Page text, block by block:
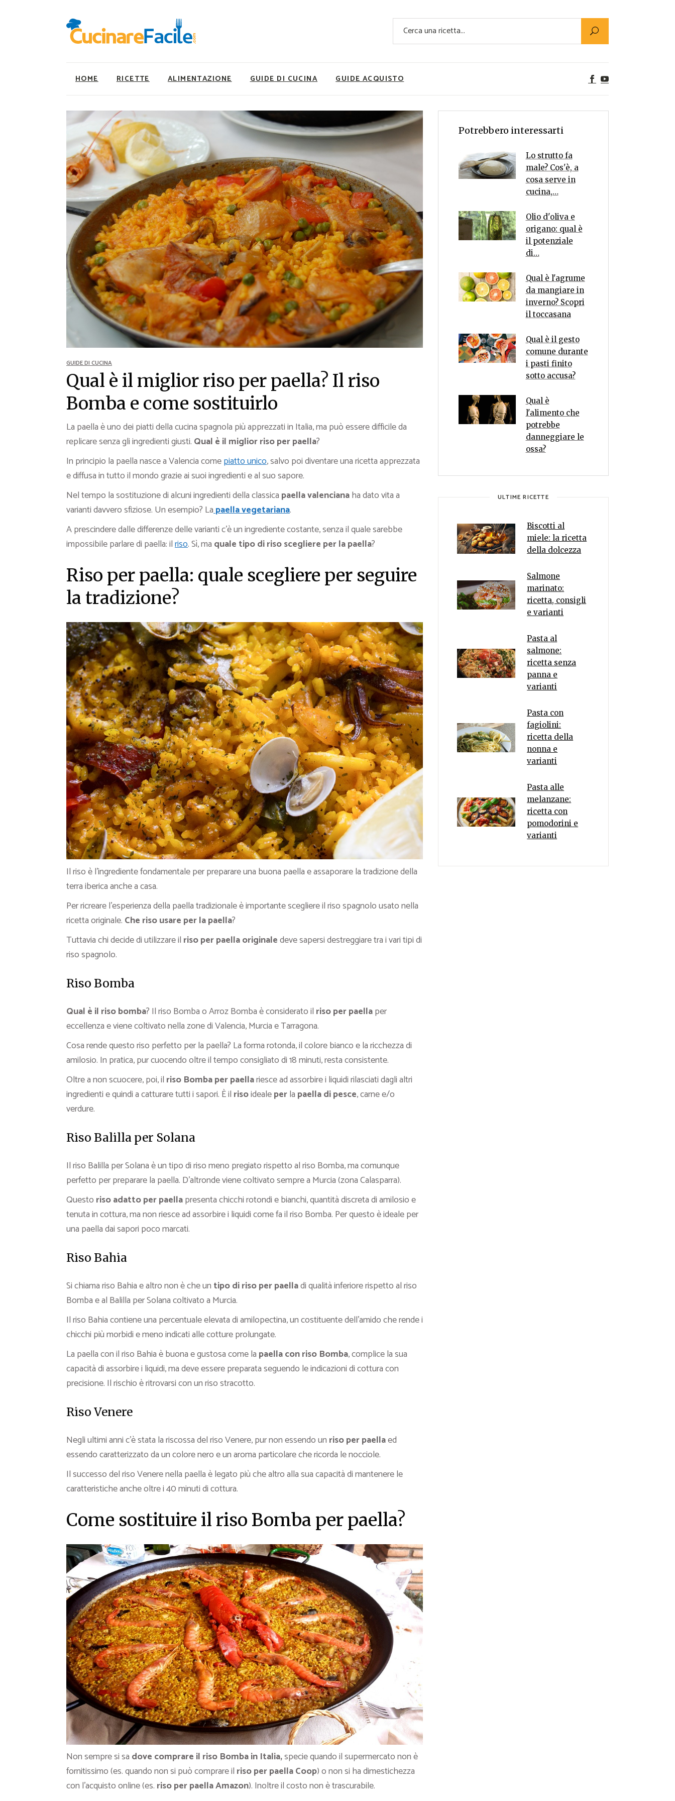
Cerca
HOME RICETTE
Ricette Facili e Veloci
Ricette Primi Piatti
Ricette Antipasti
Ricette Dolci
Ricette Carne
Ricette Secondi
Ricette Pizze e Rustici
Ricette Contorni
Ricette Piatti unici
Ricette Pesce
Video Ricette
Ricette per Ingrediente
ALIMENTAZIONE
Utility
Super Alimenti
Nutrizionista a tavola
Ricette Vegetariane
Ricette Vegane
Rumors
GUIDE DI CUCINA GUIDE ACQUISTO
Ricette Facili e Veloci
Ricette Primi Piatti
Ricette Dolci
Ricette Carne
Ricette Secondi
Ricette Pizze e Rustici
Ricette Contorni
Ricette Piatti unici
Video Ricette
Ricette per Ingrediente
Utility
Super Alimenti
Ricette Vegetariane
Rumors
GUIDE DI CUCINA
Qual è il miglior riso per paella? Il riso
Bomba e come sostituirlo
La paella è uno dei piatti della cucina spagnola più apprezzati in Italia, ma può essere difficile da
replicare senza gli ingredienti giusti. Qual è il miglior riso per paella?
In principio la paella nasce a Valencia comepiatto unico, salvo poi diventare una ricetta apprezzata
e diffusa in tutto il mondo grazie ai suoi ingredienti e al suo sapore.
Nel tempo la sostituzione di alcuni ingredienti della classica paella valencianaha dato vita a
varianti davvero sfiziose. Un esempio? La paella vegetariana.
A prescindere dalle differenze delle varianti c’è un ingrediente costante, senza il quale sarebbe
impossibile parlare di paella: ilriso. Sì, ma quale tipo di risoscegliere perla paella?
Riso per paella: quale scegliere per seguire
la tradizione?
Il riso è l’ingrediente fondamentale per preparare una buona paella e assaporare la tradizione della
terra iberica anche a casa.
Per ricreare l’esperienza della paella tradizionale è importante scegliere il riso spagnolo usato nella
ricetta originale. Che riso usare per la paella?
Tuttavia chi decide di utilizzare il riso per paella originaledeve sapersi destreggiare tra i vari tipi di
riso spagnolo.
Riso Bomba
Qual è il riso bomba? Il riso Bomba o Arroz Bomba è considerato il riso per paellaper
eccellenza e viene coltivato nella zone di Valencia, Murcia e Tarragona.
Cosa rende questo riso perfetto per la paella? La forma rotonda, il colore bianco e la ricchezza di
amilosio. In pratica, pur cuocendo oltre il tempo consigliato di 18 minuti, resta consistente.
Oltre a non scuocere, poi, il riso Bomba per paellariesce ad assorbire i liquidi rilasciati dagli altri
ingredienti e quindi a catturare tutti i sapori. È il risoidealeperla paella di pesce, carne e/o
verdure.
Riso Balilla per Solana
Il riso Balilla per Solana è un tipo di riso meno pregiato rispetto al riso Bomba, ma comunque
perfetto per preparare la paella. D’altronde viene coltivato sempre a Murcia (zona Calasparra).
Questo riso adatto per paellapresenta chicchi rotondi e bianchi, quantità discreta di amilosio e
tenuta in cottura, ma non riesce ad assorbire i liquidi come fa il riso Bomba. Per questo è ideale per
una paella dai sapori poco marcati.
Riso Bahia
Si chiama riso Bahia e altro non è che un tipo di riso per paelladi qualità inferiore rispetto al riso
Bomba e al Balilla per Solana coltivato a Murcia.
Il riso Bahia contiene una percentuale elevata di amilopectina, un costituente dell’amido che rende i
chicchi più morbidi e meno indicati alle cotture prolungate.
La paella con il riso Bahia è buona e gustosa come la paella con riso Bomba, complice la sua
capacità di assorbire i liquidi, ma deve essere preparata seguendo le indicazioni di cottura con
precisione. Il rischio è ritrovarsi con un riso stracotto.
Riso Venere
Negli ultimi anni c’è stata la riscossa del riso Venere, pur non essendo un riso per paellaed
essendo caratterizzato da un colore nero e un aroma particolare che ricorda le nocciole.
Il successo del riso Venere nella paella è legato più che altro alla sua capacità di mantenere le
caratteristiche anche oltre i 40 minuti di cottura.
Come sostituire il riso Bomba per paella?
Non sempre si sa dove comprare il riso Bomba in Italia,specie quando il supermercato non è
fornitissimo (es. quando non si può comprare il riso per paella Coop) o non si ha dimestichezza
con l’acquisto online (es. riso per paella Amazon). Inoltre il costo non è trascurabile.
Potrebbero interessarti
Lo strutto fa
male? Cos'è, a
cosa serve in
cucina,…
Olio d'oliva e
origano: qual è
il potenziale
di…
Qual è l'agrume
da mangiare in
inverno? Scopri
il toccasana
Qual è il gesto
comune durante
i pasti finito
sotto accusa?
Qual è
l'alimento che
potrebbe
danneggiare le
ossa?
ULTIME RICETTE
Biscotti al
miele: la ricetta
della dolcezza
Salmone
marinato:
ricetta, consigli
e varianti
Pasta al
salmone:
ricetta senza
panna e
varianti
Pasta con
fagiolini:
ricetta della
nonna e
varianti
Pasta alle
melanzane:
ricetta con
pomodorini e
varianti